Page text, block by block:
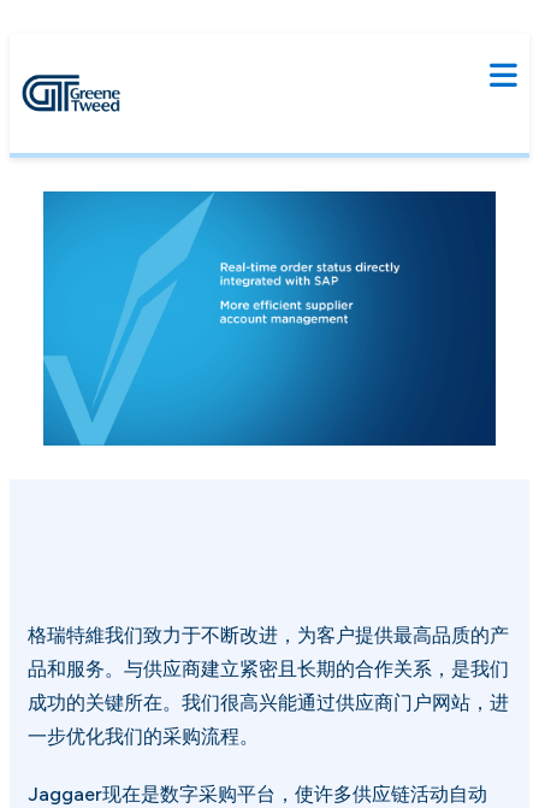
格瑞特維我们致力于不断改进，为客户提供最高品质的产
品和服务。与供应商建立紧密且长期的合作关系，是我们
成功的关键所在。我们很高兴能通过供应商门户网站，进
一步优化我们的采购流程。
Jaggaer现在是数字采购平台，使许多供应链活动自动